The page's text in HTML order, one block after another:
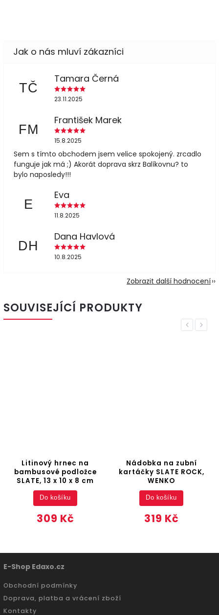
TČ
Tamara Černá
23.11.2025
FM
František Marek
15.8.2025
Sem s tímto obchodem jsem velice spokojený. zrcadlo
funguje jak má ;) Akorát doprava skrz Balíkovnu? to
bylo naposledy!!!
E
Eva
11.8.2025
DH
Dana Havlová
10.8.2025
Zobrazit další hodnocení
SOUVISEJÍCÍ PRODUKTY
Previous
Litinový hrnec na
bambusové podložce
SLATE, 13 x 10 x 8 cm
309 Kč
Do košíku
Nádobka na zubní
kartáčky SLATE ROCK,
WENKO
319 Kč
Do košíku
Next
E-Shop Edaxo.cz
Obchodní podmínky
Doprava, platba a vrácení zboží
Kontakty